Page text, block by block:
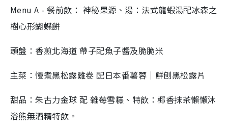
Menu A - 餐前飲： 神秘果源、湯：法式龍蝦湯配冰森之
樹心形蝴蝶餅
頭盤：香煎北海道 帶子配魚子醬及脆脆米
主菜：慢煮黑松露雞卷 配日本番薯蓉｜鮮刨黑松露片
甜品：朱古力金球 配 雜莓雪糕、特飲：椰香抹茶懶懶沐
浴熊無酒精特飲。